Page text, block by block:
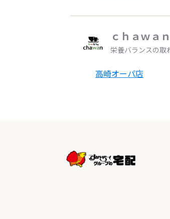
ｃｈａｗａｎ
栄養バランスの取
高崎オーパ店